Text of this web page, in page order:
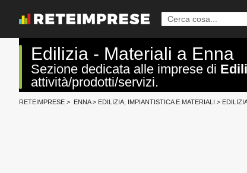
Edilizia - Materiali a Enna
Sezione dedicata alle imprese di
attività/prodotti/servizi.
RETEIMPRESE > ENNA> EDILIZIA, IMPIANTISTICA E MATERIALI >